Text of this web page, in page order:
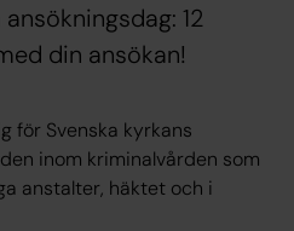
12
din ansökan!
för Svenska kyrkans
inom kriminalvården som
anstalter, häktet och i